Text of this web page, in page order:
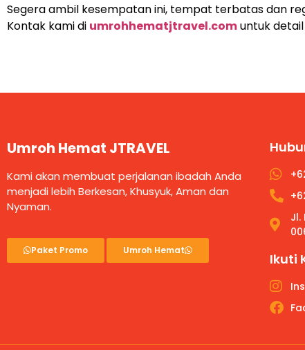
Segera ambil kesempatan ini, tempat terbatas dan
Kontak kami di umrohhematjtravel.comuntuk
Umroh Hemat JTRAVEL
Kami akan membuat perjalanan ibadah Anda
menjadi lebih Berkesan, Khusyuk, Aman dan
Nyaman.
Paket Promo Umroh Hemat
Jl.
Ikuti